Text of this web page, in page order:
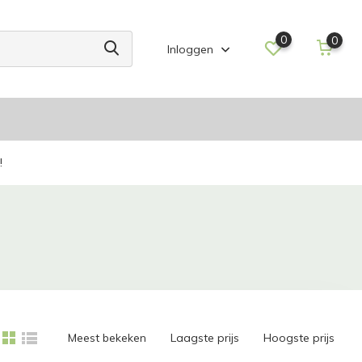
Inloggen
0 0
Meest bekeken Laagste prijs Hoogste prijs